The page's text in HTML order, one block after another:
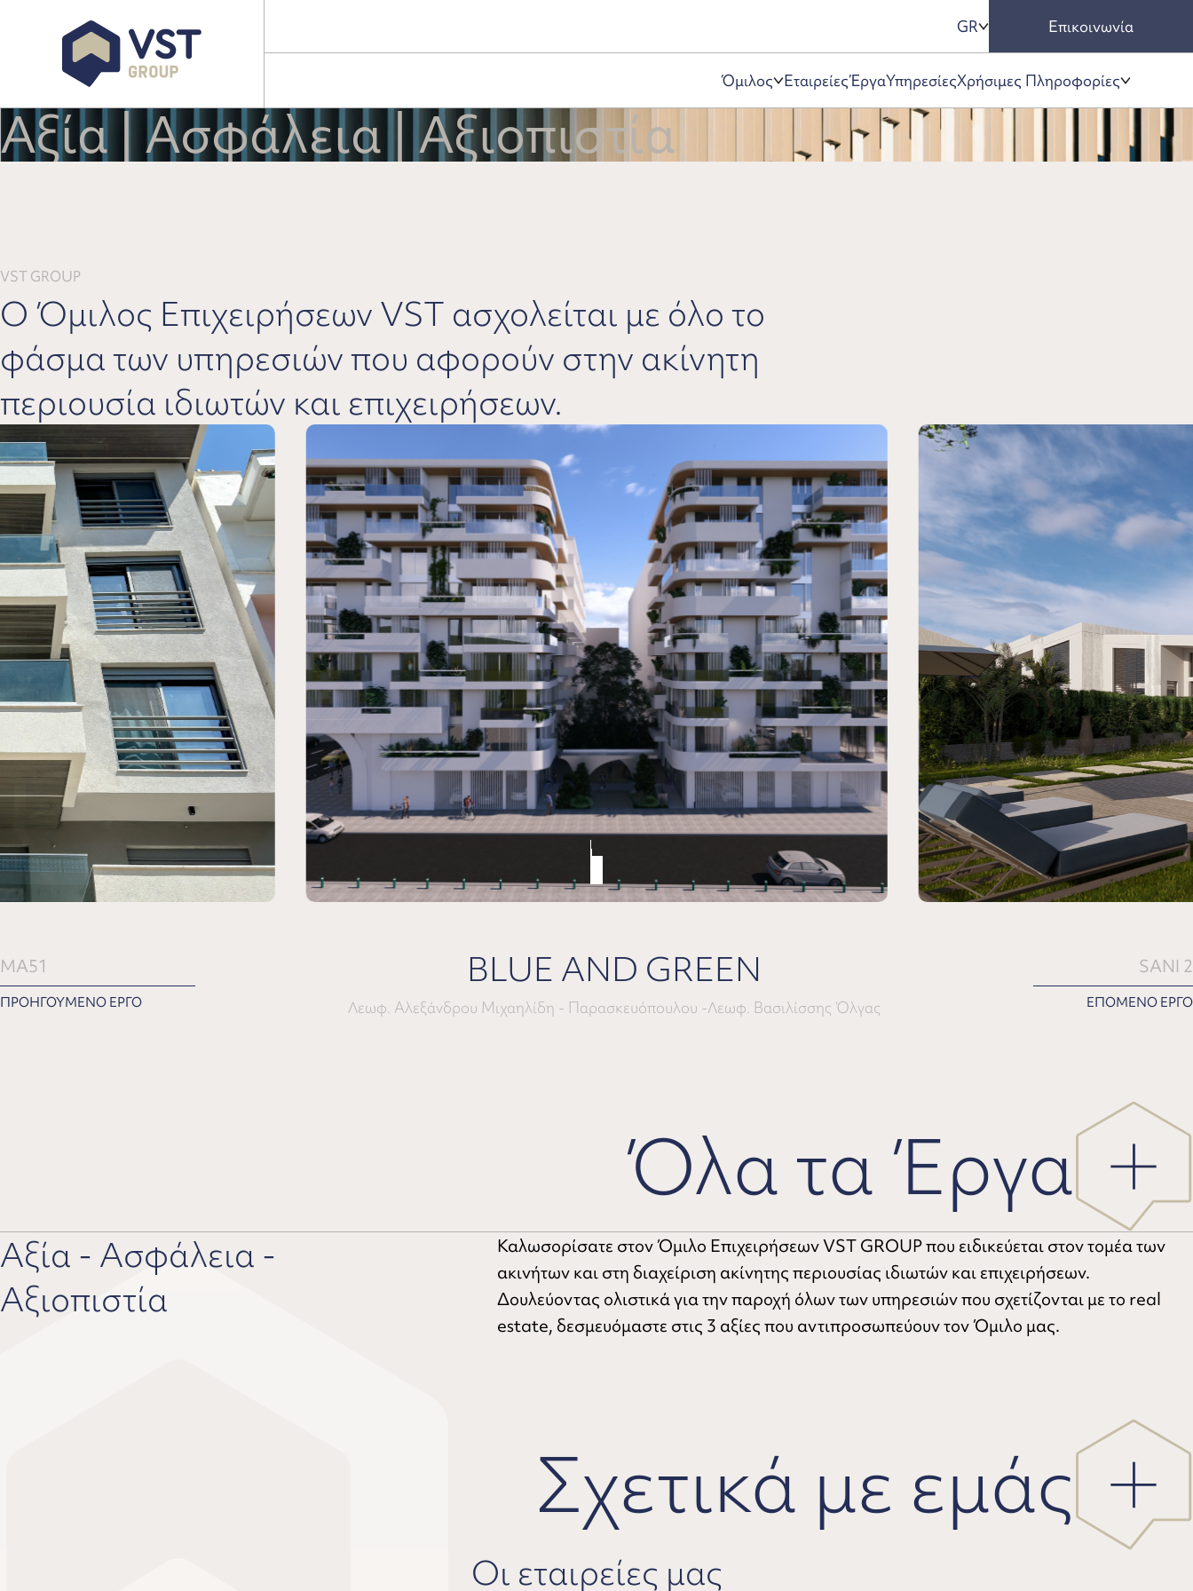
GR Επικοινωνία
Όμιλος ΕταιρείεςΈργαΥπηρεσίεςΧρήσιμες Πληροφορίες
Αξία | Ασφάλεια | Αξιοπιστία
VST GROUP
Ο Όμιλος Επιχειρήσεων VST ασχολείται με όλο το
φάσμα των υπηρεσιών που αφορούν στην ακίνητη
περιουσία ιδιωτών και επιχειρήσεων.
MA51
ΠΡΟΗΓΟΥΜΕΝΟ ΕΡΓΟ
BLUE AND GREEN
Λεωφ. Αλεξάνδρου Μιχαηλίδη - Παρασκευόπουλου -Λεωφ. Βασιλίσσης Όλγας
SANI 2
ΕΠΟΜΕΝΟ ΕΡΓΟ
Όλα τα Έργα
Αξία - Ασφάλεια -
Αξιοπιστία
Καλωσορίσατε στον Όμιλο Επιχειρήσεων VST GROUP που ειδικεύεται στον τομέα των
ακινήτων και στη διαχείριση ακίνητης περιουσίας ιδιωτών και επιχειρήσεων.
Δουλεύοντας ολιστικά για την παροχή όλων των υπηρεσιών που σχετίζονται με το real
estate, δεσμευόμαστε στις 3 αξίες που αντιπροσωπεύουν τον Όμιλο μας.
Σχετικά με εμάς
Οι εταιρείες μας